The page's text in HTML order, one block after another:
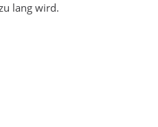
lang wird.